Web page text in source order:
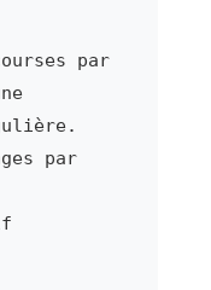
par
par